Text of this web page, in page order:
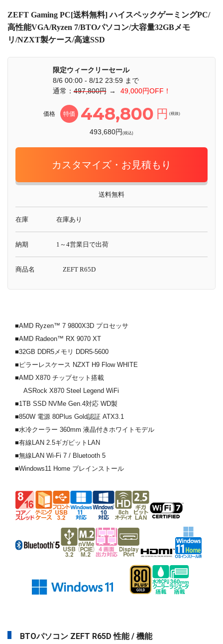
ZEFT Gaming PC[送料無料] ハイスペックゲーミングPC/
高性能VGA/Ryzen 7/BTOパソコン/大容量32GBメモ
リ/NZXT製ケース/高速SSD
限定ウィークリーセール
8/6 00:00 - 8/12 23:59 まで
通常：497,800円 → 49,000円OFF！
価格 特価 448,800 円 (税抜)
493,680円(税込)
カスタマイズ・お見積もり
送料無料
在庫 在庫あり
納期 1～4営業日で出荷
商品名 ZEFT R65D
■AMD Ryzen™ 7 9800X3D プロセッサ
■AMD Radeon™ RX 9070 XT
■32GB DDR5メモリ DDR5-5600
■ピラーレスケース NZXT H9 Flow WHITE
■AMD X870 チップセット搭載
ASRock X870 Steel Legend WiFi
■1TB SSD NVMe Gen.4対応 WD製
■850W 電源 80Plus Gold認証 ATX3.1
■水冷クーラー 360mm 液晶付きホワイトモデル
■有線LAN 2.5ギガビットLAN
■無線LAN Wi-Fi 7 / Bluetooth 5
■Windows11 Home プレインストール
BTOパソコン ZEFT R65D 性能 / 機能